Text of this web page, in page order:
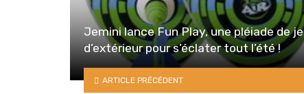
Jemini lance Fun Play, une pléiade de
d’extérieur pour s’éclater tout l’été !
ARTICLE PRÉCÉDENT